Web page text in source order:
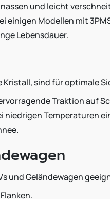
und leicht
einigen Modellen mit
Lebensdauer.
Kristall, sind für optimale
Traktion auf
niedrigen Temperaturen
und Geländewagen